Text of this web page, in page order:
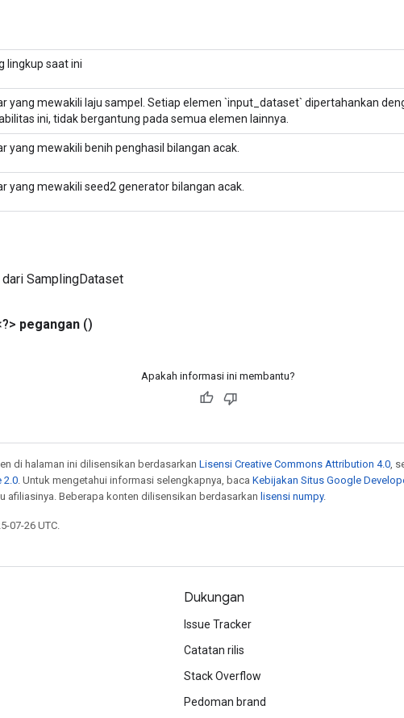
lingkup saat ini
yang mewakili laju sampel. Setiap elemen `input_dataset` dipertahankan
ini, tidak bergantung pada semua elemen lainnya.
yang mewakili benih penghasil bilangan acak.
yang mewakili seed2 generator bilangan acak.
SamplingDataset
pegangan ()
Apakah informasi ini membantu?
di halaman ini dilisensikan berdasarkan Lisensi Creative Commons Attribution 4.0 ,
2.0 . Untuk mengetahui informasi selengkapnya, baca Kebijakan Situs Google
afiliasinya. Beberapa konten dilisensikan berdasarkan lisensi numpy.
07-26 UTC.
Dukungan
Issue Tracker
Catatan rilis
Stack Overflow
Pedoman brand